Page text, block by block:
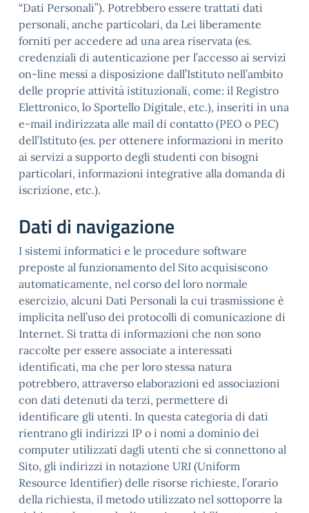
“Dati Personali”). Potrebbero essere trattati dati
personali, anche particolari, da Lei liberamente
forniti per accedere ad una area riservata (es.
credenziali di autenticazione per l’accesso ai servizi
on-line messi a disposizione dall’Istituto nell’ambito
delle proprie attività istituzionali, come: il Registro
Elettronico, lo Sportello Digitale, etc.), inseriti in una
e-mail indirizzata alle mail di contatto (PEO o PEC)
dell’Istituto (es. per ottenere informazioni in merito
ai servizi a supporto degli studenti con bisogni
particolari, informazioni integrative alla domanda di
iscrizione, etc.).
Dati di navigazione
I sistemi informatici e le procedure software
preposte al funzionamento del Sito acquisiscono
automaticamente, nel corso del loro normale
esercizio, alcuni Dati Personali la cui trasmissione è
implicita nell’uso dei protocolli di comunicazione di
Internet. Si tratta di informazioni che non sono
raccolte per essere associate a interessati
identificati, ma che per loro stessa natura
potrebbero, attraverso elaborazioni ed associazioni
con dati detenuti da terzi, permettere di
identificare gli utenti. In questa categoria di dati
rientrano gli indirizzi IP o i nomi a dominio dei
computer utilizzati dagli utenti che si connettono al
Sito, gli indirizzi in notazione URI (Uniform
Resource Identifier) delle risorse richieste, l’orario
della richiesta, il metodo utilizzato nel sottoporre la